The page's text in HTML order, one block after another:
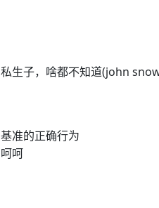
生子，啥都不知道(john
准的正确行为
呵